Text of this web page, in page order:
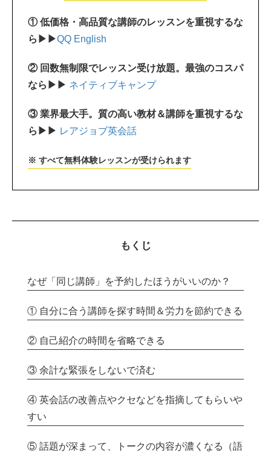
① 低価格・高品質な講師のレッスンを重視するな
ら▶▶QQ English
② 回数無制限でレッスン受け放題。最強のコスパ
なら▶▶ ネイティブキャンプ
③ 業界最大手。質の高い教材＆講師を重視するな
ら▶▶ レアジョブ英会話
※ すべて無料体験レッスンが受けられます
もくじ
なぜ「同じ講師」を予約したほうがいいのか？
① 自分に合う講師を探す時間＆労力を節約できる
② 自己紹介の時間を省略できる
③ 余計な緊張をしないで済む
④ 英会話の改善点やクセなどを指摘してもらいや
すい
⑤ 話題が深まって、トークの内容が濃くなる（語